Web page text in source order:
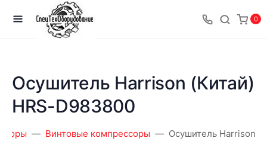
0
Осушитель Harrison (Китай)
HRS-D983800
Винтовые компрессоры Осушитель Harrison